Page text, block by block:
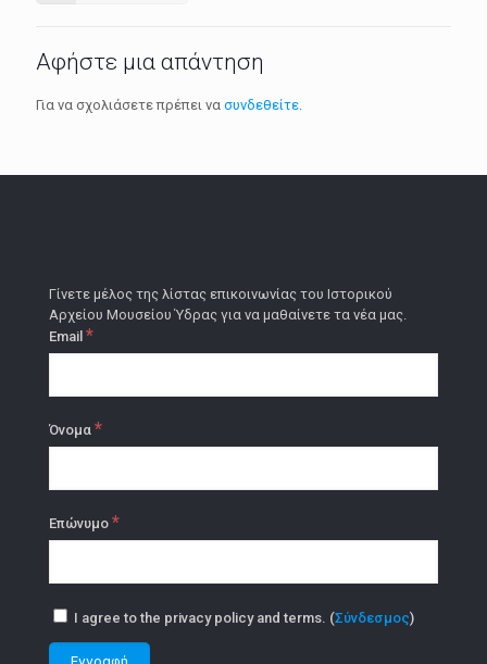
Αφήστε μια απάντηση
Για να σχολιάσετε πρέπει να συνδεθείτε
Γίνετε μέλος της λίστας επικοινωνίας του Ιστορικού
Αρχείου Μουσείου Ύδρας για να μαθαίνετε τα νέα μας.
Email *
Όνομα *
Επώνυμο *
I agree to the privacy policy and terms. (Σύνδεσμος)